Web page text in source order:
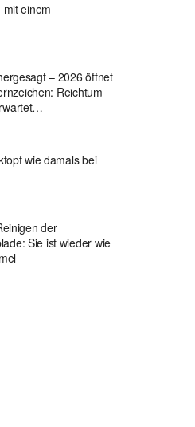
mit einem
– 2026 öffnet
Reichtum
wie damals bei
der
Sie ist wieder wie